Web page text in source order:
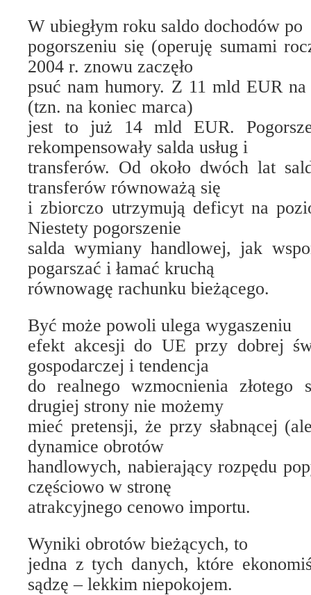
W ubiegłym roku saldo dochodów po
pogorszeniu się (operuję sumami
2004 r. znowu zaczęło
psuć nam humory. Z 11 mld EUR
(tzn. na koniec marca)
jest to już 14 mld EUR.
rekompensowały salda usług i
transferów. Od około dwóch lat
transferów równoważą się
i zbiorczo utrzymują deficyt na
Niestety pogorszenie
salda wymiany handlowej, jak
pogarszać i łamać kruchą
równowagę rachunku bieżącego.
Być może powoli ulega wygaszeniu
efekt akcesji do UE przy dobrej
gospodarczej i tendencja
do realnego wzmocnienia złotego
drugiej strony nie możemy
mieć pretensji, że przy słabnącej
dynamice obrotów
handlowych, nabierający rozpędu
częściowo w stronę
atrakcyjnego cenowo importu.
Wyniki obrotów bieżących, to
jedna z tych danych, które
sądzę – lekkim niepokojem.